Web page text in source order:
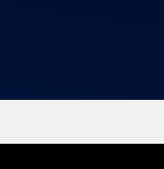
stato
da